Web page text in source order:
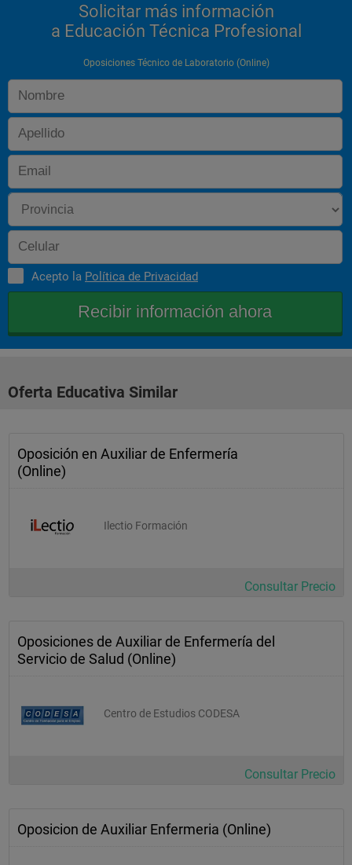
Solicitar más información
a Educación Técnica Profesional
Oposiciones Técnico de Laboratorio (Online)
Acepto la Política de Privacidad
Oferta Educativa Similar
Oposición en Auxiliar de Enfermería
(Online)
Ilectio Formación
Consultar Precio
Oposiciones de Auxiliar de Enfermería del
Servicio de Salud (Online)
Centro de Estudios CODESA
Consultar Precio
Oposicion de Auxiliar Enfermeria (Online)